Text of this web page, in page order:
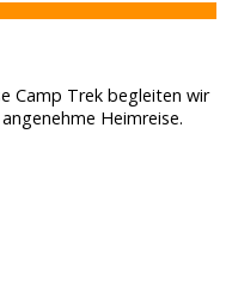
Camp Trek begleiten wir
Heimreise.